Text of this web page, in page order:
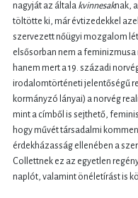
nagyját az általa kvinnesaknak,
töltötte ki, már évtizedekkel
szervezett nőügyi mozgalom
elsősorban nem a
hanem mert a 19. századi
irodalomtörténeti jelentőségű
kormányzó lányai) a norvég
mint a címből is sejthető,
hogy művét társadalmi
érdekházasság ellenében a
Collettnek ez az egyetlen
naplót, valamint önéletírást is